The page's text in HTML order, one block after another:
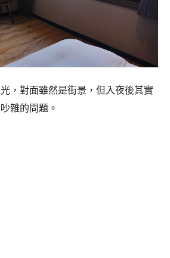
，對面雖然是街景，但入夜後其實
雜的問題。